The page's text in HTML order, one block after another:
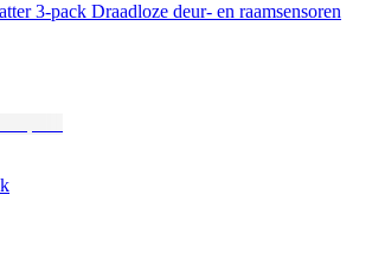
3-pack Draadloze deur- en raamsensoren